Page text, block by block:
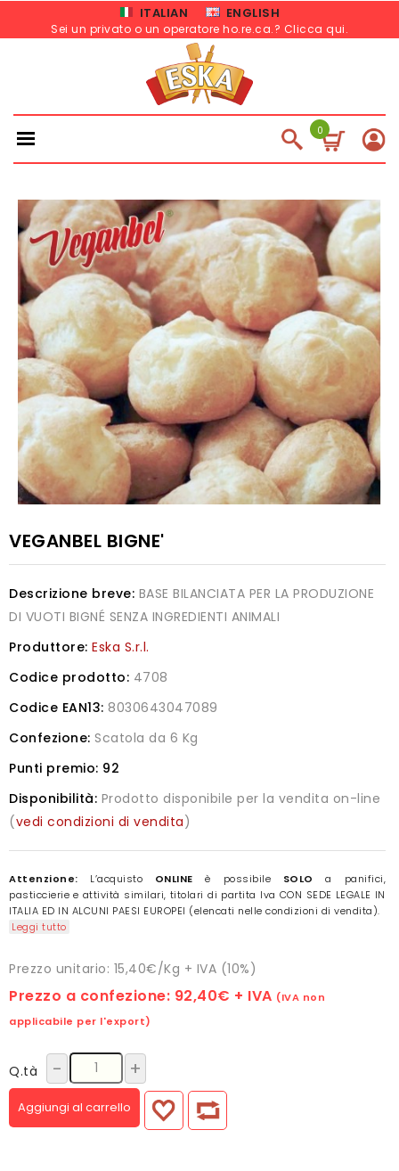
ITALIAN ENGLISH
Sei un privato o un operatore ho.re.ca.? Clicca qui.
0
VEGANBEL BIGNE'
Descrizione breve: BASE BILANCIATA PER LA PRODUZIONE
DI VUOTI BIGNÉ SENZA INGREDIENTI ANIMALI
Produttore: Eska S.r.l.
Codice prodotto: 4708
Codice EAN13: 8030643047089
Confezione: Scatola da 6 Kg
Punti premio: 92
Disponibilità: Prodotto disponibile per la vendita on-line
(vedi condizioni di vendita)
Attenzione: L’acquisto ONLINE è possibile SOLOa panifici,
pasticcierie e attività similari, titolari di partita Iva CON SEDE LEGALE IN
ITALIA ED IN ALCUNI PAESI EUROPEI (elencati nelle condizioni di vendita).
Leggi tutto
Prezzo unitario: 15,40€/Kg + IVA (10%)
Prezzo a confezione: 92,40€ + IVA (IVA non
applicabile per l'export)
Q.tà - +
Aggiungi al carrello